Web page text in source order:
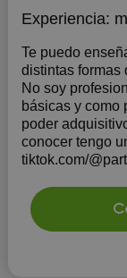
Experiencia:
Te puedo
distintas formas
No soy
básicas y como
poder
conocer tengo
tiktok.com/